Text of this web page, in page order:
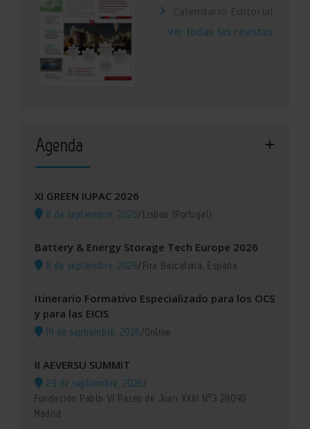
Calendario Editorial
Ver todas las revistas
Agenda
XI GREEN IUPAC 2026
8 de septiembre, 2026/Lisboa (Portugal)
Battery & Energy Storage Tech Europe 2026
8 de septiembre, 2026/Fira Barcelona, España
Itinerario Formativo Especializado para los OCS
y para las EICIS
14 de septiembre, 2026/Online
II AEVERSU SUMMIT
29 de septiembre, 2026/
Fundación Pablo VI Paseo de Juan XXIII Nº3 28040
Madrid